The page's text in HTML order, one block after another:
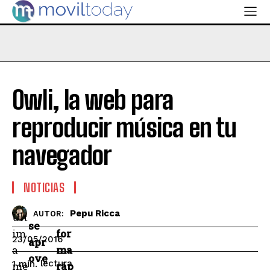
Owli, la web para
reproducir música en tu
navegador
NOTICIAS
AUTOR: Pepu Ricca
23/05/2016
1min. lectura
Últ
im
a
me
se
apr
ove
for
ma
ráp